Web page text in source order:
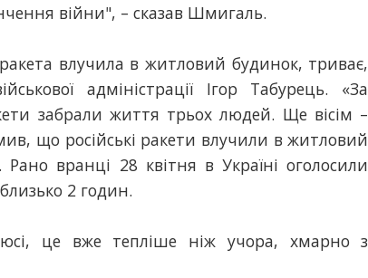
війни", – сказав Шмигаль.
влучила в житловий будинок, триває,
адміністрації Ігор Табурець. «За
забрали життя трьох людей. Ще вісім –
що російські ракети влучили в житловий
вранці 28 квітня в Україні оголосили
2 годин.
це вже тепліше ніж учора, хмарно з